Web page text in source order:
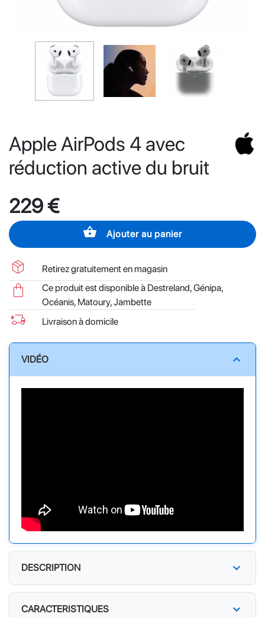
Apple AirPods 4 avec
réduction active du bruit
229 €
shopping_basket Ajouter au panier
package_2 Retirez gratuitement en magasin
shopping_bag
Ce produit est disponible à Destreland, Génipa,
Océanis, Matoury, Jambette
delivery_truck_bolt Livraison à domicile
VIDÉO expand_less
DESCRIPTION expand_more
CARACTERISTIQUES expand_more